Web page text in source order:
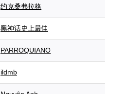
约克桑弗拉格
黑神话史上最佳
PARROQUIANO
ildmb